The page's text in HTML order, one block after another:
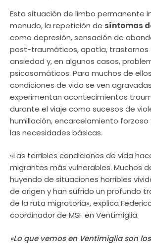
Esta situación de limbo permanente
menudo, la repetición de síntomas
como depresión, sensación de
post-traumáticos, apatía, trastornos
ansiedad y, en algunos casos,
psicosomáticos. Para muchos de
condiciones de vida se ven
experimentan acontecimientos
durante el viaje como sucesos de
humillación, encarcelamiento forzoso
las necesidades básicas.
«Las terribles condiciones de vida
migrantes más vulnerables. Muchos
huyendo de situaciones horribles
de origen y han sufrido un profundo
de la ruta migratoria», explica
coordinador de MSF en Ventimiglia.
«Lo que vemos en Ventimiglia son